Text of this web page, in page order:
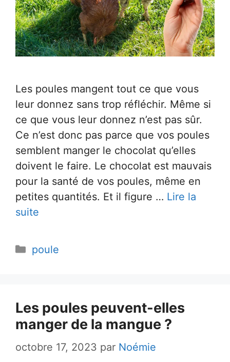
Les poules mangent tout ce que vous
leur donnez sans trop réfléchir. Même si
ce que vous leur donnez n’est pas sûr.
Ce n’est donc pas parce que vos poules
semblent manger le chocolat qu’elles
doivent le faire. Le chocolat est mauvais
pour la santé de vos poules, même en
petites quantités. Et il figure … Lire la
suite
Catégories
poule
Les poules peuvent-elles
manger de la mangue ?
octobre 17, 2023 par Noémie